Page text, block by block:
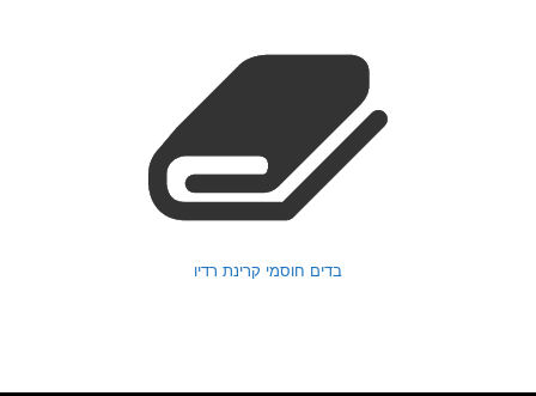
בדים חוסמי קרינת רדיו